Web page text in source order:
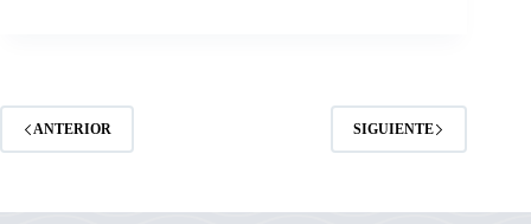
ANTERIOR SIGUIENTE